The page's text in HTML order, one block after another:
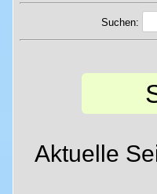
Suchen:
Aktuelle